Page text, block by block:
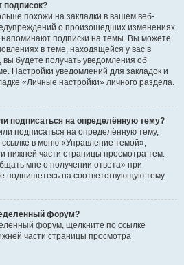
подписок?
похожи на закладки в вашем веб-
о произошедших изменениях.
напоминают подписки на темы. Вы можете
в теме, находящейся у вас в
вы будете получать уведомления об
Настройки уведомлений для закладок и
«Личные настройки» личного раздела.
подписаться на определённую тему?
подписаться на определённую тему,
в меню «Управление темой»,
нижней части страницы просмотра тем.
мне о получении ответа» при
подпишетесь на соответствующую тему.
форум?
форум, щёлкните по ссылке
части страницы просмотра